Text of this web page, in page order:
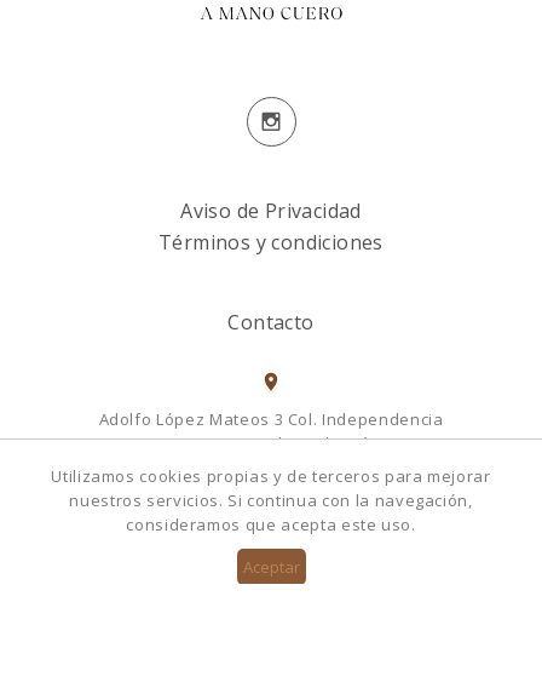
Utilizamos cookies propias y de terceros para mejorar
nuestros servicios. Si continua con la navegación,
consideramos que acepta este uso.
Aviso de Privacidad
Términos y condiciones
Contacto
Adolfo López Mateos 3 Col. Independencia
Municipio Naucalpan de Juárez
Estado de México, 53830
México
5555058080
Llámanos5555058080